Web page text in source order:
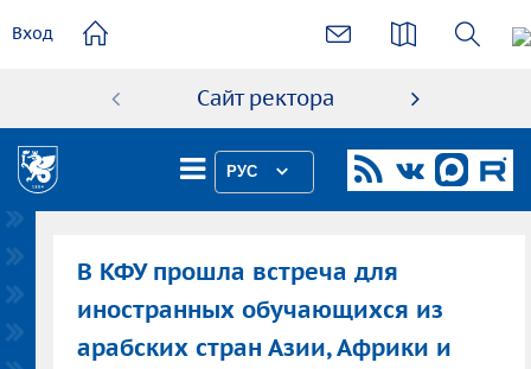
содержанию
Вход
Сайт ректора
РУС
В КФУ прошла встреча для
иностранных обучающихся из
арабских стран Азии, Африки и